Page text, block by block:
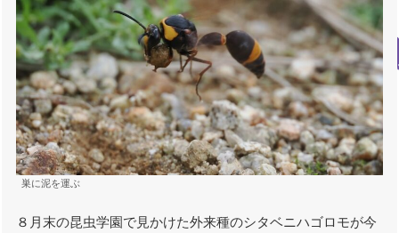
巣に泥を運ぶ
８月末の昆虫学園で見かけた外来種のシタベニハゴロモが今